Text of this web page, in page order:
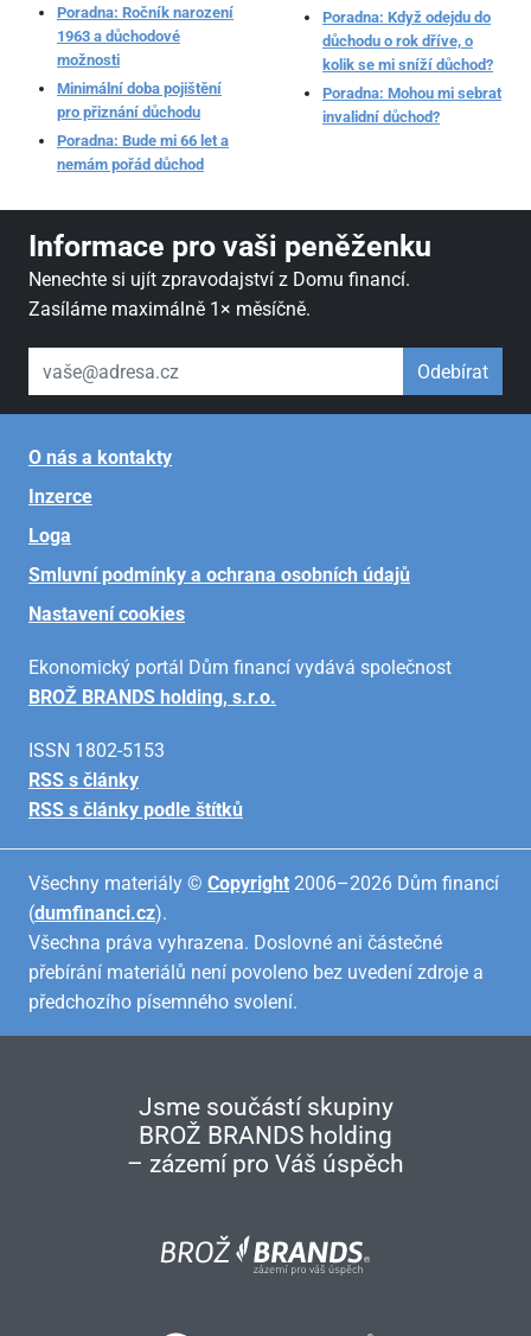
Poradna: Ročník narození
1963 a důchodové
možnosti
Minimální doba pojištění
pro přiznání důchodu
Poradna: Bude mi 66 let a
nemám pořád důchod
Poradna: Když odejdu do
důchodu o rok dříve, o
kolik se mi sníží důchod?
Poradna: Mohou mi sebrat
invalidní důchod?
Informace pro vaši peněženku
Nenechte si ujít zpravodajství z Domu financí.
Zasíláme maximálně 1× měsíčně.
váš email Odebírat
O nás a kontakty
Inzerce
Loga
Smluvní podmínky a ochrana osobních údajů
Nastavení cookies
Ekonomický portál Dům financí vydává společnost
BROŽ BRANDS holding, s.r.o.
ISSN 1802-5153
RSS s články
RSS s články podle štítků
Všechny materiály © Copyright 2006–2026 Dům financí
(dumfinanci.cz).
Všechna práva vyhrazena. Doslovné ani částečné
přebírání materiálů není povoleno bez uvedení zdroje a
předchozího písemného svolení.
Jsme součástí skupiny
BROŽ BRANDS holding
– zázemí pro Váš úspěch